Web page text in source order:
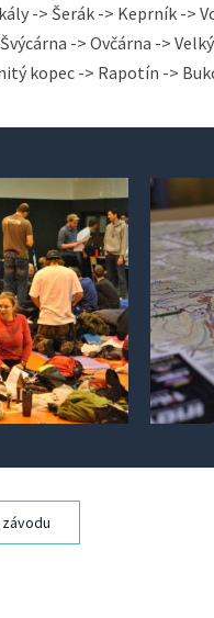
-> Šerák -> Keprník ->
-> Ovčárna ->
kopec -> Rapotín ->